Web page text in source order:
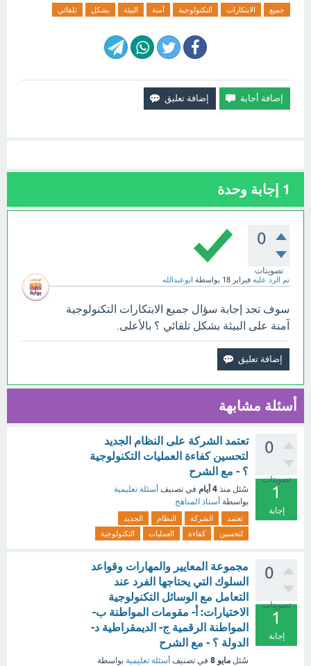
جميع الابتكارات التكنولوجية آمنة البيئة بشكل تلقائي
1 إجابة وحدة
0
تصويتات
تم الرد عليه فبراير 18 بواسطة ابوعبدالله
سوف تجد إجابة سؤال جميع الابتكارات التكنولوجية
آمنة على البيئة بشكل تلقائي ؟ بالأعلى.
أسئلة مشابهة
0
تصويتات
1
إجابة
تعتمد الشركة على النظام الجديد
لتحسين كفاءة العمليات التكنولوجية
؟ - مع الشرح
سُئل منذ 4 أيام في تصنيف أسئلة تعليمية
بواسطة أستاذ المناهج
تعتمد الشركة النظام
الجديد
لتحسين
كفاءة العمليات التكنولوجية
0
تصويتات
1
إجابة
مجموعة المعايير والمهارات وقواعد
السلوك التي يحتاجها الفرد عند
التعامل مع الوسائل التكنولوجية
الاختيارات: أ- مقومات المواطنة ب-
المواطنة الرقمية ج- الديمقراطية د-
الدولة ؟ - مع الشرح
سُئل مايو 8 في تصنيف أسئلة تعليمية بواسطة